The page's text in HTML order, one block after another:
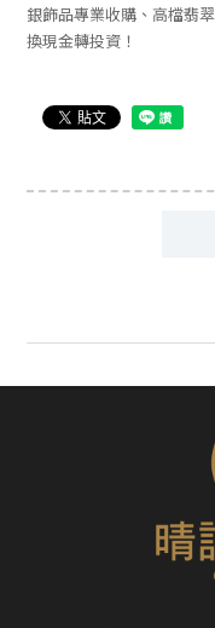
銀飾品專業收購、高檔翡
換現金轉投資！